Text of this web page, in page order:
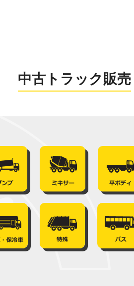
中古トラック販売